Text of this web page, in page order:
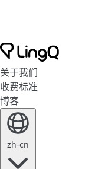
关于我们
收费标准
博客
zh-cn